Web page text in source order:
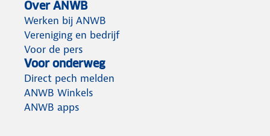
Over ANWB
Werken bij ANWB
Vereniging en bedrijf
Voor de pers
Voor onderweg
Direct pech melden
ANWB Winkels
ANWB apps